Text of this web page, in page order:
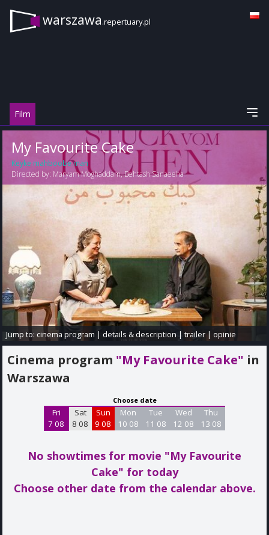
warszawa.repertuary.pl
Film
My Favourite Cake
Keyke mahboobe man
Directed by: Maryam Moghaddam,Behtash Sanaeeha
Jump to:cinema program |details & description |trailer|opinie
Cinema program "My Favourite Cake" in
Warszawa
Choose date
Fri
7 08
Sat
8 08
Sun
9 08
Mon
10 08
Tue
11 08
Wed
12 08
Thu
13 08
No showtimes for movie "My Favourite
Cake" for today
Choose other date from the calendar above.